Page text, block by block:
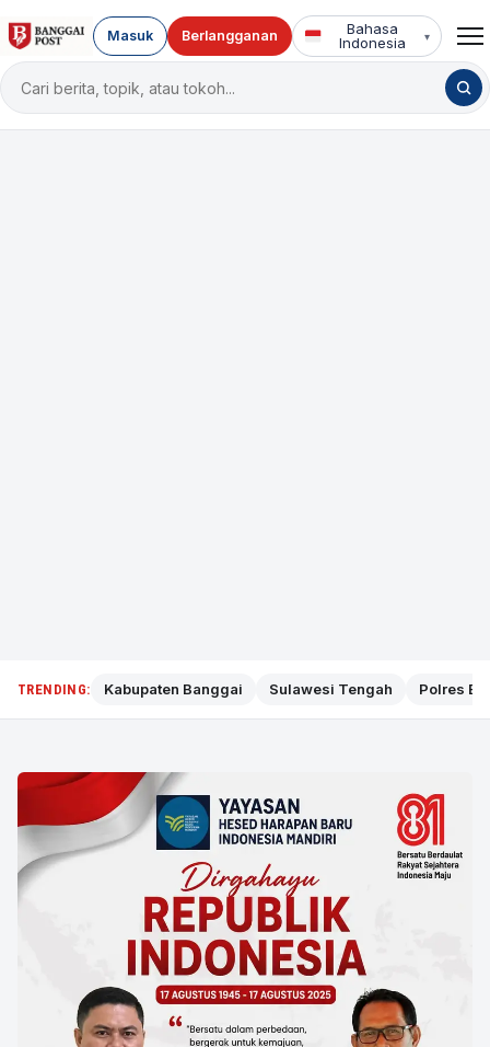
Cari
berita
Masuk Berlangganan
Bahasa
Indonesia
▾
TRENDING: Kabupaten Banggai Sulawesi Tengah Polres